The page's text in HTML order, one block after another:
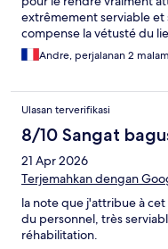
extrêmement serviable
compense la vétusté du
Andre, perjalanan 2 malam
Ulasan terverifikasi
8/10 Sangat
21 Apr 2026
Terjemahkan dengan
la note que j'attribue à
du personnel, très
réhabilitation.